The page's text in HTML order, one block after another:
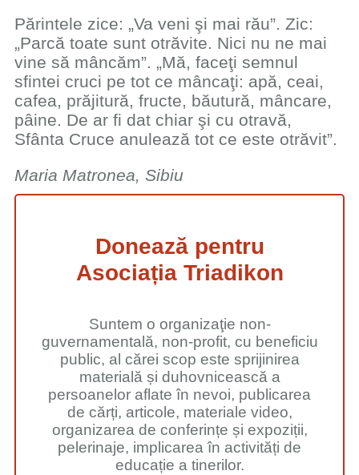
Părintele zice: „Va veni şi mai rău”. Zic:
„Parcă toate sunt otrăvite. Nici nu ne mai
vine să mâncăm”. „Mă, faceţi semnul
sfintei cruci pe tot ce mâncaţi: apă, ceai,
cafea, prăjitură, fructe, băutură, mâncare,
pâine. De ar fi dat chiar şi cu otravă,
Sfânta Cruce anulează tot ce este otrăvit”.
Maria Matronea, Sibiu
Donează pentru
Asociația Triadikon
Suntem o organizaţie non-
guvernamentală, non-profit, cu beneficiu
public, al cărei scop este sprijinirea
materială și duhovnicească a
persoanelor aflate în nevoi, publicarea
de cărți, articole, materiale video,
organizarea de conferințe și expoziții,
pelerinaje, implicarea în activități de
educație a tinerilor.